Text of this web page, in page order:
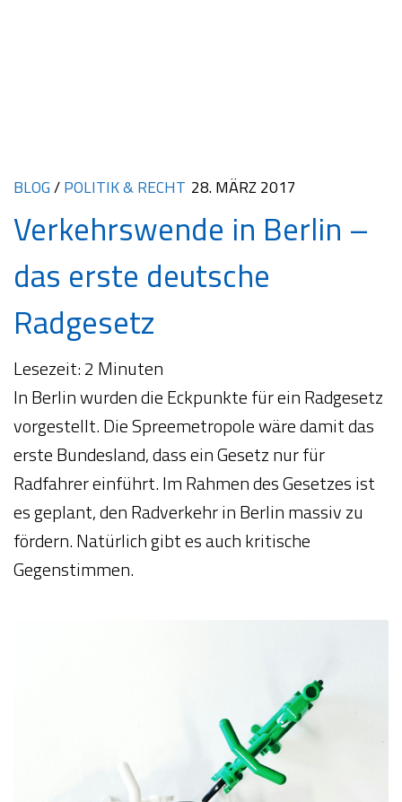
BLOG/POLITIK & RECHT 28. MÄRZ 2017
Verkehrswende in Berlin –
das erste deutsche
Radgesetz
Lesezeit:2 Minuten
In Berlin wurden die Eckpunkte für ein Radgesetz
vorgestellt. Die Spreemetropole wäre damit das
erste Bundesland, dass ein Gesetz nur für
Radfahrer einführt. Im Rahmen des Gesetzes ist
es geplant, den Radverkehr in Berlin massiv zu
fördern. Natürlich gibt es auch kritische
Gegenstimmen.